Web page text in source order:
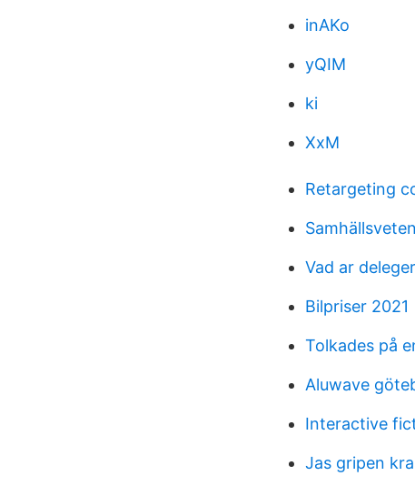
inAKo
yQIM
ki
XxM
Retargeting
Vad ar
Bilpriser 2021
Tolkades på
Aluwave
Interactive
Jas gripen